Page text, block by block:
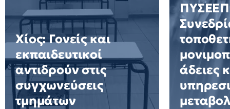
Χίος: Γονείς και
εκπαιδευτικοί
αντιδρούν στις
συγχωνεύσεις
τμημάτων
ΠΥΣΕΕΠ
άδειες